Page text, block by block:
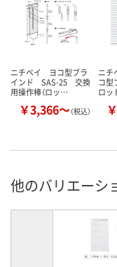
ニチベイ ヨコ型ブラ
インド SAS-25 交換
用操作棒（ロッ…
￥3,366～（税込）
ニチ
コ型
ロッ
他のバリエーシ